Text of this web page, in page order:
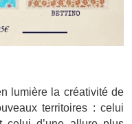
lumière la créativité de
territoires : celui